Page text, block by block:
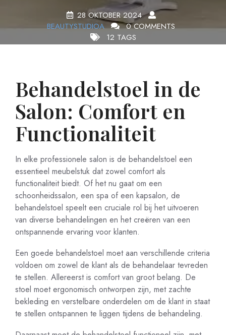
28 OKTOBER 2024
BEAUTYSTUDIOA
0 COMMENTS
12 TAGS
Behandelstoel in de
Salon: Comfort en
Functionaliteit
In elke professionele salon is de behandelstoel een
essentieel meubelstuk dat zowel comfort als
functionaliteit biedt. Of het nu gaat om een
schoonheidssalon, een spa of een kapsalon, de
behandelstoel speelt een cruciale rol bij het uitvoeren
van diverse behandelingen en het creëren van een
ontspannende ervaring voor klanten.
Een goede behandelstoel moet aan verschillende criteria
voldoen om zowel de klant als de behandelaar tevreden
te stellen. Allereerst is comfort van groot belang. De
stoel moet ergonomisch ontworpen zijn, met zachte
bekleding en verstelbare onderdelen om de klant in staat
te stellen ontspannen te liggen tijdens de behandeling.